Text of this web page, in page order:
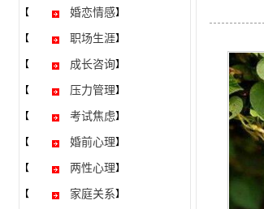
【 婚恋情感】
【 职场生涯】
【 成长咨询】
【 压力管理】
【 考试焦虑】
【 婚前心理】
【 两性心理】
【 家庭关系】